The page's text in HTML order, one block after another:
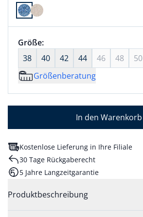
Farbe Blau/Offwhite ausgewählt
Größenauswahl:
Größe:nichts ausgewählt
38
40 42 44 46 48 50
Größenberatung
In den Warenkorb
Kostenlose Lieferung in Ihre Filiale
30 Tage Rückgaberecht
5 Jahre Langzeitgarantie
Produktbeschreibung